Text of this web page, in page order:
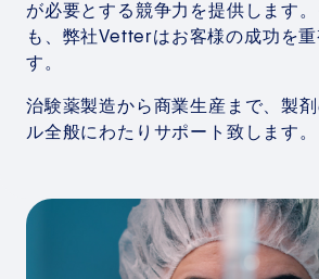
が必要とする競争力を提供します
も、弊社Vetterはお客様の成功を
す。
治験薬製造から商業生産まで、製
ル全般にわたりサポート致します。